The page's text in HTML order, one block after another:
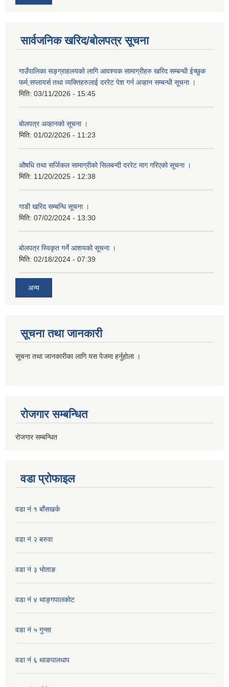
सार्वजनिक खरिद/बोलपत्र सूचना
गाउँपालिका सङ्ग्राहलयको लागि आवश्यक सामाग्रीहरु खरिद सम्बन्धी ईच्छुक
फर्म,सप्लायर्स तथा व्यक्तिहरुलाई दररेट पेश गर्न अव्हान सम्बन्धी सूचना ।
मिति: 03/11/2026 - 15:45
बोलपत्र अव्हानको सूचना ।
मिति: 01/02/2026 - 11:23
औषधि तथा सर्जिकल सामाग्रीको सिलबन्दी दररेट माग गरिएको सूचना ।
मिति: 11/20/2025 - 12:38
गाडी खरिद सम्बन्धि सूचना ।
मिति: 07/02/2024 - 13:30
बोलपत्र स्विकृत गर्ने आशयको सूचना ।
मिति: 02/18/2024 - 07:39
अन्य
सूचना तथा जानकारी
सूचना तथा जानकारीका लागि यस पेजमा हर्नुहोला ।
रोजगार सम्बन्धित
रोजगार सम्बन्धित
वडा प्रोफाइल
वडा नं १ बाँसखर्क
वडा नं २ बरुवा
वडा नं ३ भाेताङ
वडा नं ४ थाङ्गपालकाेट
वडा नं ५ गुन्सा
वडा नं ६ थाङपालधाप